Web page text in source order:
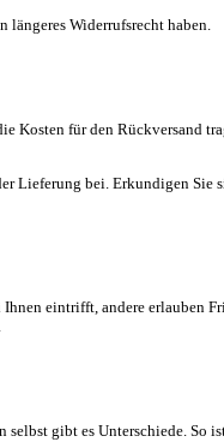
Widerrufsrecht haben.
Kosten für den Rückversand
Lieferung bei. Erkundigen Sie
eintrifft, andere erlauben
gibt es Unterschiede. So